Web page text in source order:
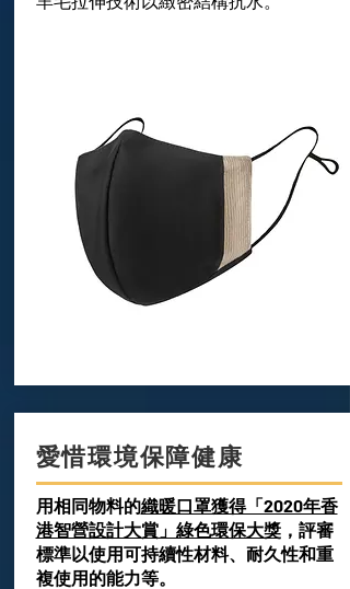
愛惜環境保障健康
用相同物料的織暖口罩獲得「2020年香
港智營設計大賞」綠色環保大獎，評審
標準以使用可持續性材料、耐久性和重
複使用的能力等。